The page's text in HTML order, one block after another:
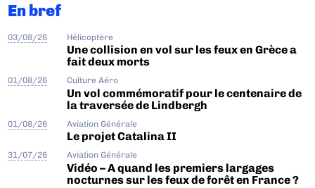
En bref
03/08/26 Hélicoptère
Une collision en vol sur les feux en Grèce a
fait deux morts
01/08/26 Culture Aéro
Un vol commémoratif pour le centenaire de
la traversée de Lindbergh
01/08/26 Aviation Générale
Le projet Catalina II
31/07/26 Aviation Générale
Vidéo – A quand les premiers largages
nocturnes sur les feux de forêt en France ?